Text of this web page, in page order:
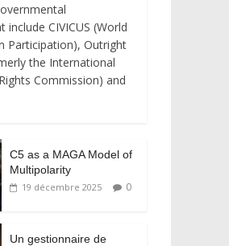
CIVICUS (World
Participation), Outright
the International
Commission) and
C5 as a MAGA Model of
Multipolarity
19 décembre 2025 0
Un gestionnaire de